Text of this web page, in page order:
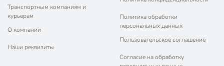
Транспортным компаниям и
курьерам
О компании
Наши реквизиты
Политика обработки
персональных данных
Пользовательское соглашение
Согласие на обработку